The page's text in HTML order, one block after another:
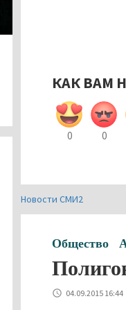
КАК ВАМ
0 0
Новости СМИ2
Общество
04.09.2015 16:44